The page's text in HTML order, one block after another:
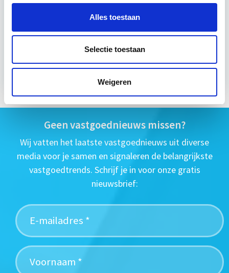
Alles toestaan
Selectie toestaan
Weigeren
di 8 sep 2026 - Utrecht of Online
Meer informatie
Geen vastgoednieuws missen?
Wij vatten het laatste vastgoednieuws uit diverse
media voor je samen en signaleren de belangrijkste
vastgoedtrends. Schrijf je in voor onze gratis
nieuwsbrief: